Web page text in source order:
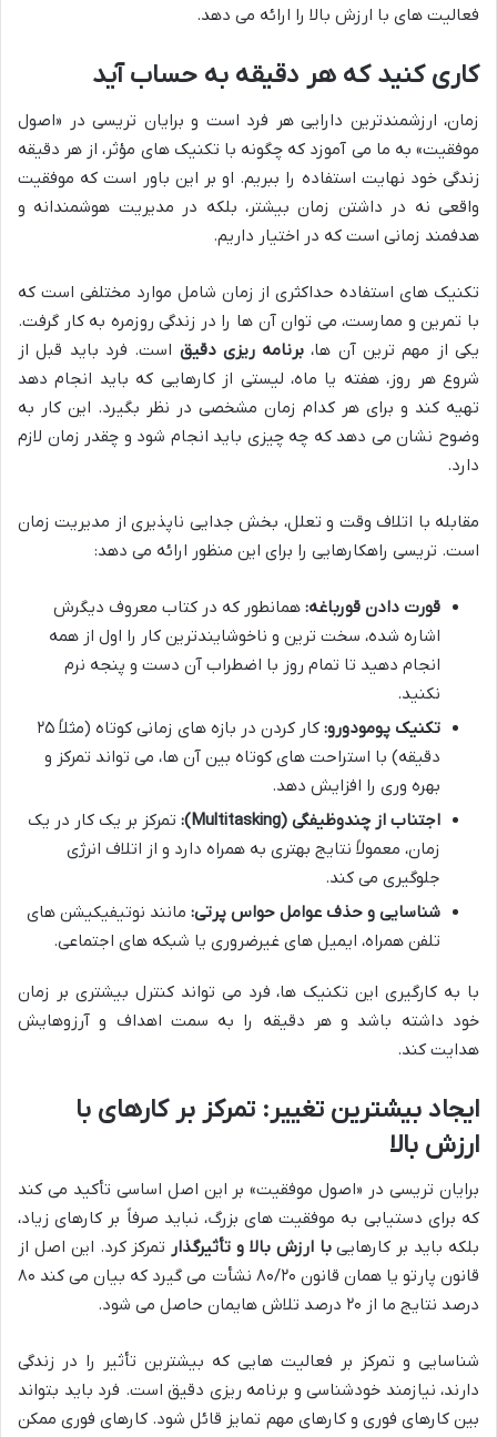
فعالیت های با ارزش بالا را ارائه می دهد.
کاری کنید که هر دقیقه به حساب آید
زمان، ارزشمندترین دارایی هر فرد است و برایان تریسی در «اصول
موفقیت» به ما می آموزد که چگونه با تکنیک های مؤثر، از هر دقیقه
زندگی خود نهایت استفاده را ببریم. او بر این باور است که موفقیت
واقعی نه در داشتن زمان بیشتر، بلکه در مدیریت هوشمندانه و
هدفمند زمانی است که در اختیار داریم.
تکنیک های استفاده حداکثری از زمان شامل موارد مختلفی است که
با تمرین و ممارست، می توان آن ها را در زندگی روزمره به کار گرفت.
یکی از مهم ترین آن ها، برنامه ریزی دقیق است. فرد باید قبل از
شروع هر روز، هفته یا ماه، لیستی از کارهایی که باید انجام دهد
تهیه کند و برای هر کدام زمان مشخصی در نظر بگیرد. این کار به
وضوح نشان می دهد که چه چیزی باید انجام شود و چقدر زمان لازم
دارد.
مقابله با اتلاف وقت و تعلل، بخش جدایی ناپذیری از مدیریت زمان
است. تریسی راهکارهایی را برای این منظور ارائه می دهد:
قورت دادن قورباغه: همانطور که در کتاب معروف دیگرش
اشاره شده، سخت ترین و ناخوشایندترین کار را اول از همه
انجام دهید تا تمام روز با اضطراب آن دست و پنجه نرم
نکنید.
تکنیک پومودورو:
کار کردن در بازه های زمانی کوتاه (مثلاً ۲۵
دقیقه) با استراحت های کوتاه بین آن ها، می تواند تمرکز و
بهره وری را افزایش دهد.
اجتناب از چندوظیفگی (Multitasking):
تمرکز بر یک کار در یک
زمان، معمولاً نتایج بهتری به همراه دارد و از اتلاف انرژی
جلوگیری می کند.
شناسایی و حذف عوامل حواس پرتی: مانند نوتیفیکیشن های
تلفن همراه، ایمیل های غیرضروری یا شبکه های اجتماعی.
با به کارگیری این تکنیک ها، فرد می تواند کنترل بیشتری بر زمان
خود داشته باشد و هر دقیقه را به سمت اهداف و آرزوهایش
هدایت کند.
ایجاد بیشترین تغییر: تمرکز بر کارهای با
ارزش بالا
برایان تریسی در «اصول موفقیت» بر این اصل اساسی تأکید می کند
که برای دستیابی به موفقیت های بزرگ، نباید صرفاً بر کارهای زیاد،
بلکه باید بر کارهاییبا ارزش بالا و تأثیرگذار تمرکز کرد. این اصل از
قانون پارتو یا همان قانون ۸۰/۲۰ نشأت می گیرد که بیان می کند ۸۰
درصد نتایج ما از ۲۰ درصد تلاش هایمان حاصل می شود.
شناسایی و تمرکز بر فعالیت هایی که بیشترین تأثیر را در زندگی
دارند، نیازمند خودشناسی و برنامه ریزی دقیق است. فرد باید بتواند
بین کارهای فوری و کارهای مهم تمایز قائل شود. کارهای فوری ممکن